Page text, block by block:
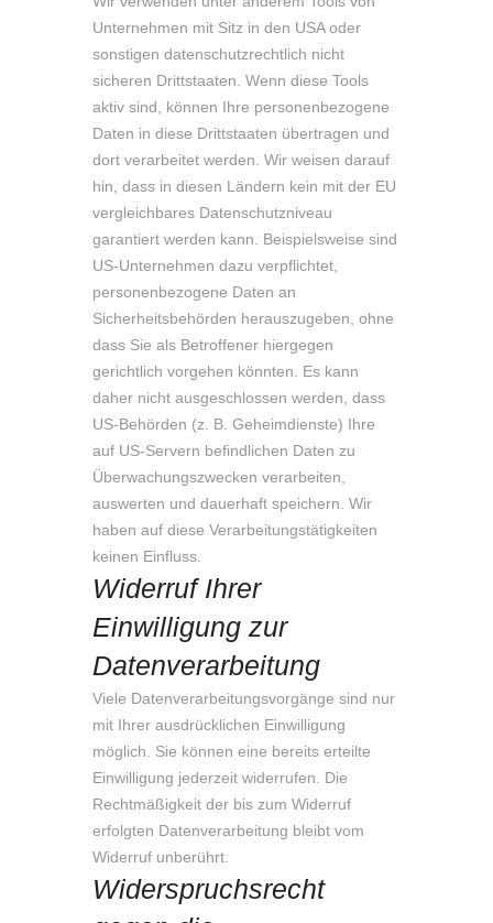
Unternehmen mit Sitz in den USA oder
sonstigen datenschutzrechtlich nicht
sicheren Drittstaaten. Wenn diese Tools
aktiv sind, können Ihre personenbezogene
Daten in diese Drittstaaten übertragen und
dort verarbeitet werden. Wir weisen darauf
hin, dass in diesen Ländern kein mit der EU
vergleichbares Datenschutzniveau
garantiert werden kann. Beispielsweise sind
US-Unternehmen dazu verpflichtet,
personenbezogene Daten an
Sicherheitsbehörden herauszugeben, ohne
dass Sie als Betroffener hiergegen
gerichtlich vorgehen könnten. Es kann
daher nicht ausgeschlossen werden, dass
US-Behörden (z. B. Geheimdienste) Ihre
auf US-Servern befindlichen Daten zu
Überwachungszwecken verarbeiten,
auswerten und dauerhaft speichern. Wir
haben auf diese Verarbeitungstätigkeiten
keinen Einfluss.
Widerruf Ihrer
Einwilligung zur
Datenverarbeitung
Viele Datenverarbeitungsvorgänge sind nur
mit Ihrer ausdrücklichen Einwilligung
möglich. Sie können eine bereits erteilte
Einwilligung jederzeit widerrufen. Die
Rechtmäßigkeit der bis zum Widerruf
erfolgten Datenverarbeitung bleibt vom
Widerruf unberührt.
Widerspruchsrecht